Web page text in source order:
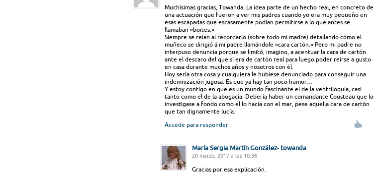
Muchísimas gracias, Towanda. La idea parte de un hecho real, en concreto de
una actuación que fueron a ver mis padres cuando yo era muy pequeño en
esas escapadas que escasamente podían permitirse a lo que antes se
llamaban «boites.»
Siempre se reían al recordarlo (sobre todo mi madre) detallando cómo el
muñeco se dirigió á mi padre llamándole «cara cartón.» Pero mi padre no
interpuso denuncia porque se limitó, imagino, a acentuar la cara de cartón
ante el descaro del que sí era de cartón real para luego poder reírse a gusto
en casa durante muchos años y nosotros con él.
Hoy sería otra cosa y cualquiera le hubiese denunciado para conseguir una
indemnización jugosa. Es que ya hay tan poco humor…
Y estoy contigo en que es un mundo fascinante el de la ventriloquía, casi
tanto como el de la abogacía. Debería haber un comandante Cousteau que lo
investigase a fondo como él lo hacía con el mar, pese aquella cara de cartón
que tan dignamente lucía.
Accede para responder
María Sergia Martín González- towanda
20 marzo, 2017 a las 10:36
Gracias por esa explicación.